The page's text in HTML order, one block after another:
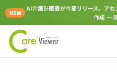
NEW
AI介護計画書が今夏リリース。ア
作成 ─